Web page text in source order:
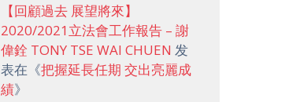
【回顧過去 展望將來】
2020/2021立法會工作報告 – 謝
偉銓 TONY TSE WAI CHUEN 发
表在《把握延長任期 交出亮麗成
績》